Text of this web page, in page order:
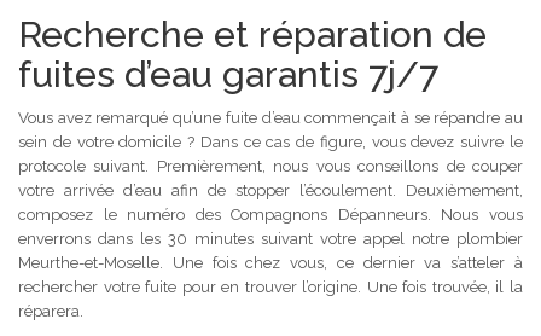
Recherche et réparation de
fuites d’eau garantis 7j/7
Vous avez remarqué qu’une fuite d’eau commençait à se répandre au
sein de votre domicile ? Dans ce cas de figure, vous devez suivre le
protocole suivant. Premièrement, nous vous conseillons de couper
votre arrivée d’eau afin de stopper l’écoulement. Deuxièmement,
composez le numéro des Compagnons Dépanneurs. Nous vous
enverrons dans les 30 minutes suivant votre appel notre plombier
Meurthe-et-Moselle. Une fois chez vous, ce dernier va s’atteler à
rechercher votre fuite pour en trouver l’origine. Une fois trouvée, il la
réparera.